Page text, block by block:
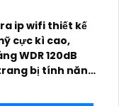
ip wifi thiết kế
cực kì cao,
WDR 120dB
bị tính năng